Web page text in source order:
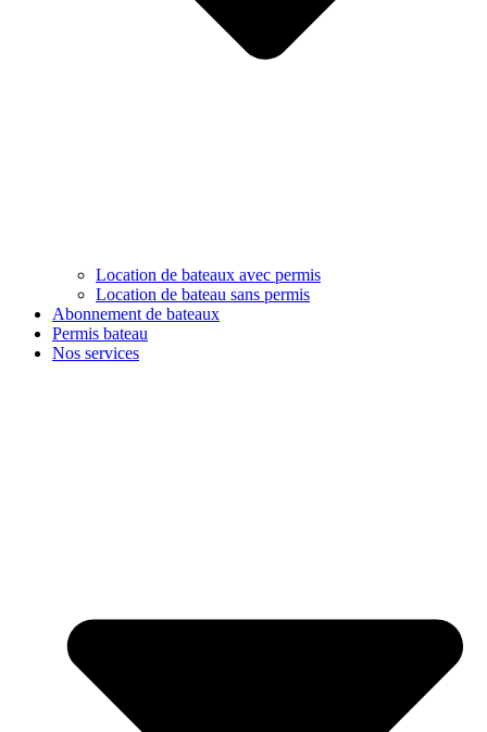
Location de bateaux avec permis
Location de bateau sans permis
Abonnement de bateaux
Permis bateau
Nos services